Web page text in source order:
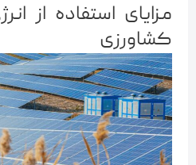
مزایای استفاده از
کشاورزی